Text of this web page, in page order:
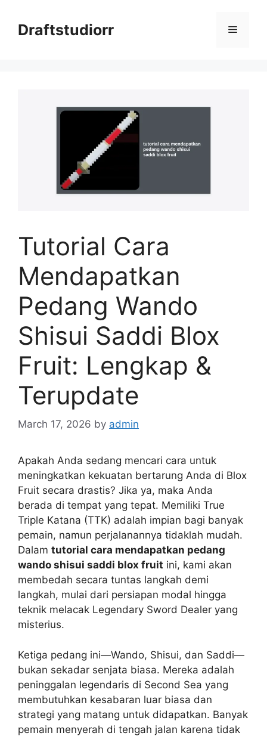
contentDraftstudiorr Menu
Tutorial Cara
Mendapatkan
Pedang Wando
Shisui Saddi Blox
Fruit: Lengkap &
Terupdate
March 17, 2026 by admin
Apakah Anda sedang mencari cara untuk
meningkatkan kekuatan bertarung Anda di Blox
Fruit secara drastis? Jika ya, maka Anda
berada di tempat yang tepat. Memiliki True
Triple Katana (TTK) adalah impian bagi banyak
pemain, namun perjalanannya tidaklah mudah.
Dalam tutorial cara mendapatkan pedang
wando shisui saddi blox fruit ini, kami akan
membedah secara tuntas langkah demi
langkah, mulai dari persiapan modal hingga
teknik melacak Legendary Sword Dealer yang
misterius.
Ketiga pedang ini—Wando, Shisui, dan Saddi—
bukan sekadar senjata biasa. Mereka adalah
peninggalan legendaris di Second Sea yang
membutuhkan kesabaran luar biasa dan
strategi yang matang untuk didapatkan. Banyak
pemain menyerah di tengah jalan karena tidak